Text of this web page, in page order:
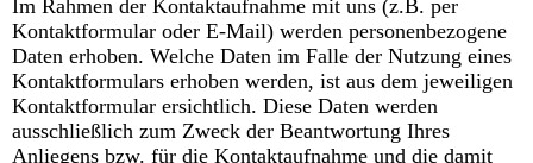
Im Rahmen der Kontaktaufnahme mit uns (z.B. per
Kontaktformular oder E-Mail) werden personenbezogene
Daten erhoben. Welche Daten im Falle der Nutzung eines
Kontaktformulars erhoben werden, ist aus dem jeweiligen
Kontaktformular ersichtlich. Diese Daten werden
ausschließlich zum Zweck der Beantwortung Ihres
Anliegens bzw. für die Kontaktaufnahme und die damit